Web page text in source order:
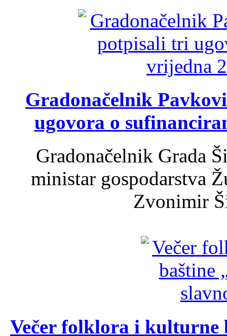
Gradonačelnik
ugovora o
Gradonačelnik Grada
ministar gospodarstva
Zvonimir
Večer folklora i kulturne